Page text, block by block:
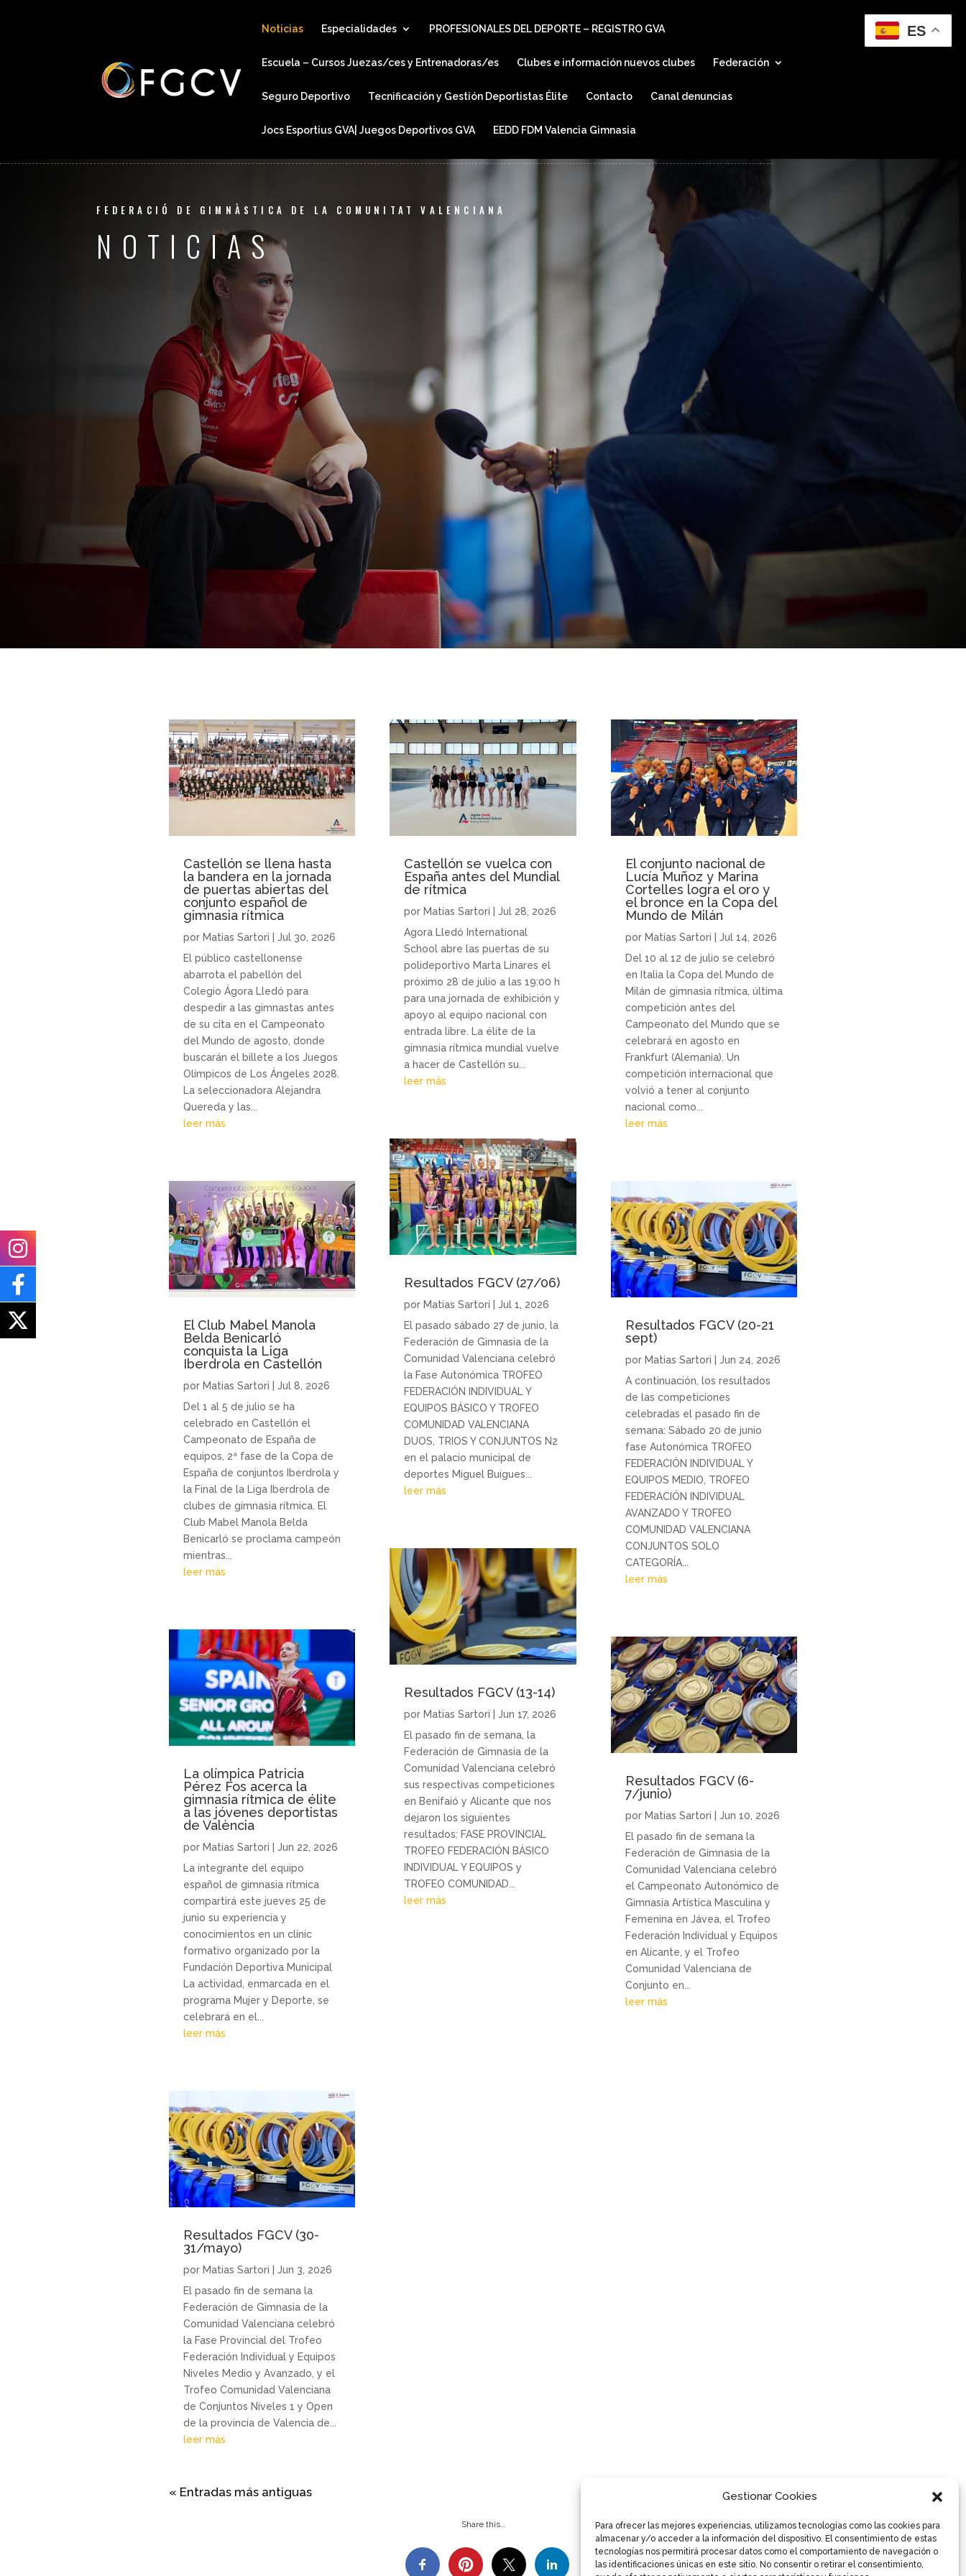
Gestionar Cookies
Para ofrecer las mejores experiencias, utilizamos tecnologías como las cookies para
almacenar y/o acceder a la información del dispositivo. El consentimiento de estas
tecnologías nos permitirá procesar datos como el comportamiento de navegación o
las identificaciones únicas en este sitio. No consentir o retirar el consentimiento,
Noticias Especialidades PROFESIONALES DEL DEPORTE – REGISTRO GVA
Escuela – Cursos Juezas/ces y Entrenadoras/es Clubes e información nuevos clubes Federación
Seguro Deportivo Tecnificación y Gestión Deportistas Élite Contacto Canal denuncias
Jocs Esportius GVA| Juegos Deportivos GVA EEDD FDM Valencia Gimnasia
FEDERACIÓ DE GIMNÀSTICA DE LA COMUNITAT VALENCIANA
NOTICIAS
Castellón se llena hasta
la bandera en la jornada
de puertas abiertas del
conjunto español de
gimnasia rítmica
por Matias Sartori |Jul 30, 2026
El público castellonense
abarrota el pabellón del
Colegio Ágora Lledó para
despedir a las gimnastas antes
de su cita en el Campeonato
del Mundo de agosto, donde
buscarán el billete a los Juegos
Olímpicos de Los Ángeles 2028.
La seleccionadora Alejandra
Quereda y las...
leer más
El Club Mabel Manola
Belda Benicarló
conquista la Liga
Iberdrola en Castellón
por Matias Sartori |Jul 8, 2026
Del 1 al 5 de julio se ha
celebrado en Castellón el
Campeonato de España de
equipos, 2ª fase de la Copa de
España de conjuntos Iberdrola y
la Final de la Liga Iberdrola de
clubes de gimnasia rítmica. El
Club Mabel Manola Belda
Benicarló se proclama campeón
mientras...
leer más
La olímpica Patricia
Pérez Fos acerca la
gimnasia rítmica de élite
a las jóvenes deportistas
de València
por Matias Sartori |Jun 22, 2026
La integrante del equipo
español de gimnasia rítmica
compartirá este jueves 25 de
junio su experiencia y
conocimientos en un clínic
formativo organizado por la
Fundación Deportiva Municipal
La actividad, enmarcada en el
programa Mujer y Deporte, se
celebrará en el...
leer más
Resultados FGCV (30-
31/mayo)
por Matias Sartori |Jun 3, 2026
El pasado fin de semana la
Federación de Gimnasia de la
Comunidad Valenciana celebró
la Fase Provincial del Trofeo
Federación Individual y Equipos
Niveles Medio y Avanzado, y el
Trofeo Comunidad Valenciana
de Conjuntos Niveles 1 y Open
de la provincia de Valencia de...
leer más
Castellón se vuelca con
España antes del Mundial
de rítmica
por Matias Sartori |Jul 28, 2026
Agora Lledó International
School abre las puertas de su
polideportivo Marta Linares el
próximo 28 de julio a las 19:00 h
para una jornada de exhibición y
apoyo al equipo nacional con
entrada libre. La élite de la
gimnasia rítmica mundial vuelve
a hacer de Castellón su...
leer más
Resultados FGCV (27/06)
por Matias Sartori |Jul 1, 2026
El pasado sábado 27 de junio, la
Federación de Gimnasia de la
Comunidad Valenciana celebró
la Fase Autonómica TROFEO
FEDERACIÓN INDIVIDUAL Y
EQUIPOS BÁSICO Y TROFEO
COMUNIDAD VALENCIANA
DUOS, TRIOS Y CONJUNTOS N2
en el palacio municipal de
deportes Miguel Buigues...
leer más
Resultados FGCV (13-14)
por Matias Sartori |Jun 17, 2026
El pasado fin de semana, la
Federación de Gimnasia de la
Comunidad Valenciana celebró
sus respectivas competiciones
en Benifaió y Alicante que nos
dejaron los siguientes
resultados: FASE PROVINCIAL
TROFEO FEDERACIÓN BÁSICO
INDIVIDUAL Y EQUIPOS y
TROFEO COMUNIDAD...
leer más
El conjunto nacional de
Lucía Muñoz y Marina
Cortelles logra el oro y
el bronce en la Copa del
Mundo de Milán
por Matias Sartori
Jul 14, 2026
Del 10 al 12 de julio se celebró
en Italia la Copa del Mundo de
Milán de gimnasia rítmica, última
competición antes del
Campeonato del Mundo que se
celebrará en agosto en
Frankfurt (Alemania). Un
competición internacional que
volvió a tener al conjunto
nacional como...
leer más
Resultados FGCV (20-21
sept)
por Matias Sartori
Jun 24, 2026
A continuación, los resultados
de las competiciones
celebradas el pasado fin de
semana: Sábado 20 de junio
fase Autonómica TROFEO
FEDERACIÓN INDIVIDUAL Y
EQUIPOS MEDIO, TROFEO
FEDERACIÓN INDIVIDUAL
AVANZADO Y TROFEO
COMUNIDAD VALENCIANA
CONJUNTOS SOLO
CATEGORÍA...
leer más
Resultados FGCV (6-
7/junio)
por Matias Sartori
Jun 10, 2026
El pasado fin de semana la
Federación de Gimnasia de la
Comunidad Valenciana celebró
el Campeonato Autonómico de
Gimnasia Artística Masculina y
Femenina en Jávea, el Trofeo
Federación Individual y Equipos
en Alicante, y el Trofeo
Comunidad Valenciana de
Conjunto en...
leer más
« Entradas más antiguas
Share this…
ES